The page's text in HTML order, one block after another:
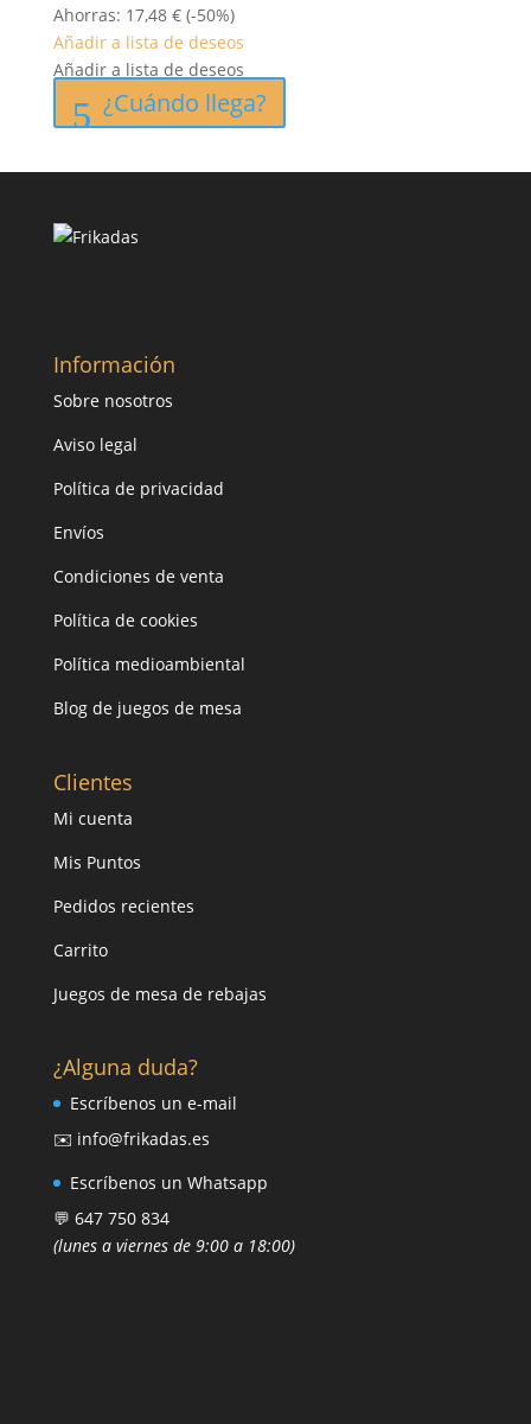
precio
original
era:
34,95 €.
precio
actual
es:
17,48 €.
Ahorras: 17,48 € (-50%)
Añadir a lista de deseos
Añadir a lista de deseos
¿Cuándo llega?
Información
Sobre nosotros
Aviso legal
Política de privacidad
Envíos
Condiciones de venta
Política de cookies
Política medioambiental
Blog de juegos de mesa
Clientes
Mi cuenta
Mis Puntos
Pedidos recientes
Carrito
Juegos de mesa de rebajas
¿Alguna duda?
Escríbenos un e-mail
✉️ info@frikadas.es
Escríbenos un Whatsapp
💬 647 750 834
(lunes a viernes de 9:00 a 18:00)